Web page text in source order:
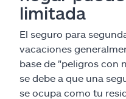
limitada
El seguro para
vacaciones
base de "peligros con
se debe a que una
se ocupa como tu